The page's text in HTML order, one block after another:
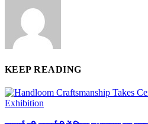
KEEP READING